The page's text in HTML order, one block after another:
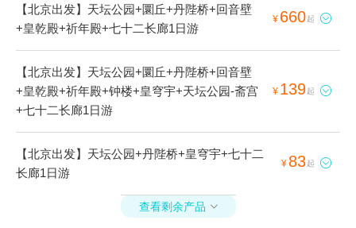
【北京出发】天坛公园+圜丘+丹陛桥+回音壁
+皇乾殿+祈年殿+七十二长廊1日游
¥ 660起 
【北京出发】天坛公园+圜丘+丹陛桥+回音壁
+皇乾殿+祈年殿+钟楼+皇穹宇+天坛公园-斋宫
+七十二长廊1日游
¥ 139起 
【北京出发】天坛公园+丹陛桥+皇穹宇+七十二
长廊1日游
¥ 83起 
查看剩余产品 